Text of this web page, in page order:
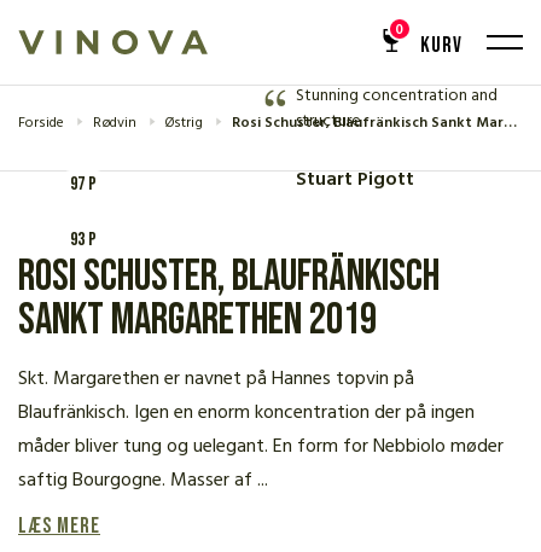
KURV
0
Forside Rødvin Østrig Rosi Schuster, Blaufränkisch Sankt Margarethen 2019
97 P
93 P
ANMELDELSE
Stunning concentration and
structure
Stuart Pigott
Rosi Schuster, Blaufränkisch
Sankt Margarethen 2019
Skt. Margarethen er navnet på Hannes topvin på
Blaufränkisch. Igen en enorm koncentration der på ingen
måder bliver tung og uelegant. En form for Nebbiolo møder
saftig Bourgogne. Masser af ...
Læs mere